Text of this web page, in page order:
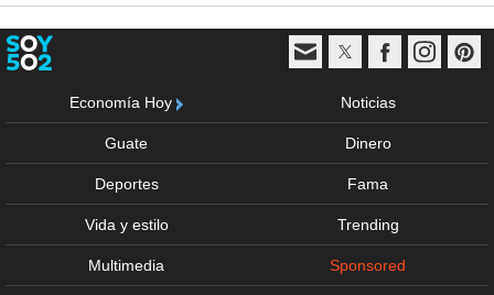
Economía Hoy Noticias
Guate Dinero
Deportes Fama
Vida y estilo Trending
Multimedia Sponsored